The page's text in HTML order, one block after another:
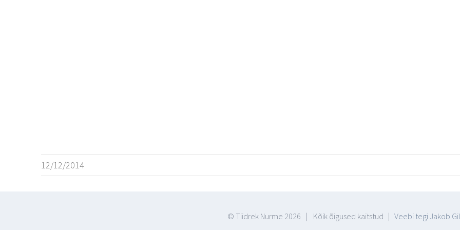
12/12/2014
© Tiidrek Nurme 2026 | Kõik õigused kaitstud | Veebi tegi Jakob